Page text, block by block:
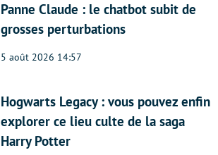
Panne Claude : le chatbot subit de
grosses perturbations
5 août 2026 14:57
Hogwarts Legacy : vous pouvez enfin
explorer ce lieu culte de la saga
Harry Potter